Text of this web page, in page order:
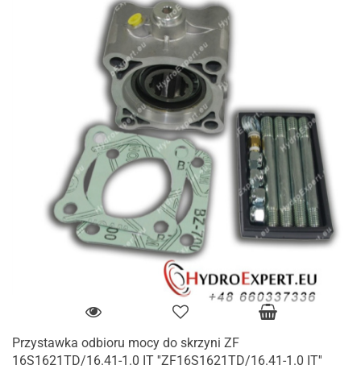
Przystawka odbioru mocy do skrzyni ZF
16S1621TD/16.41-1.0 IT ''ZF16S1621TD/16.41-1.0 IT''